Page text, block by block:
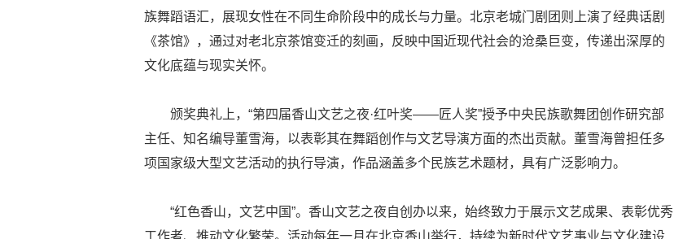
族舞蹈语汇，展现女性在不同生命阶段中的成长与力量。北京老城门剧团则上演了经典话剧
《茶馆》，通过对老北京茶馆变迁的刻画，反映中国近现代社会的沧桑巨变，传递出深厚的
文化底蕴与现实关怀。
颁奖典礼上，“第四届香山文艺之夜·红叶奖——匠人奖”授予中央民族歌舞团创作研究部
主任、知名编导董雪海，以表彰其在舞蹈创作与文艺导演方面的杰出贡献。董雪海曾担任多
项国家级大型文艺活动的执行导演，作品涵盖多个民族艺术题材，具有广泛影响力。
“红色香山，文艺中国”。香山文艺之夜自创办以来，始终致力于展示文艺成果、表彰优秀
工作者、推动文化繁荣。活动每年一月在北京香山举行，持续为新时代文艺事业与文化建设